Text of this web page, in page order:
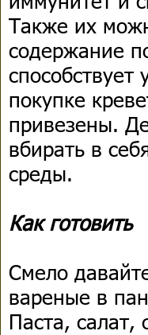
Также их
содержание
покупке
привезены.
вбирать в
среды.
Как готовить
Смело
вареные в
Паста, салат,